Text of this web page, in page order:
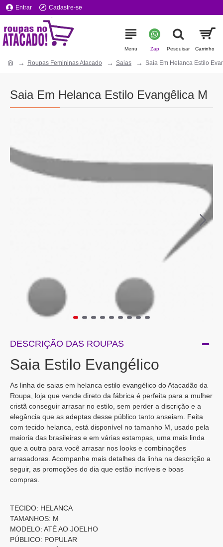
Entrar Cadastre-se
Roupas Femininas Atacado Saias Saia Em Helanca Estilo
Saia Em Helanca Estilo Evangêlica M
DESCRIÇÃO DAS ROUPAS
Saia Estilo Evangélico
As linha de saias em helanca estilo evangélico do Atacadão da
Roupa, loja que vende direto da fábrica é perfeita para a mulher
cristã conseguir arrasar no estilo, sem perder a discrição e a
elegância que as adeptas desse público tanto anseiam. Feita
com tecido helanca, está disponível no tamanho M, usado pela
maioria das brasileiras e em várias estampas, uma mais linda
que a outra para você arrasar nos looks e combinações
arrasadoras. Acompanhe mais detalhes da linha na descrição a
seguir, as promoções do dia que estão incríveis e boas
compras.
TECIDO: HELANCA
TAMANHOS: M
MODELO: ATÉ AO JOELHO
PÚBLICO: POPULAR